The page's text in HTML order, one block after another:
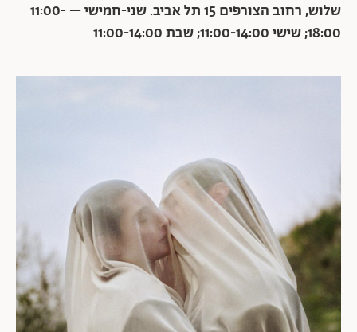
שלוש, רחוב הצורפים 15 תל אביב. שני-חמישי – 11:00-
18:00; שישי 11:00-14:00; שבת 11:00-14:00